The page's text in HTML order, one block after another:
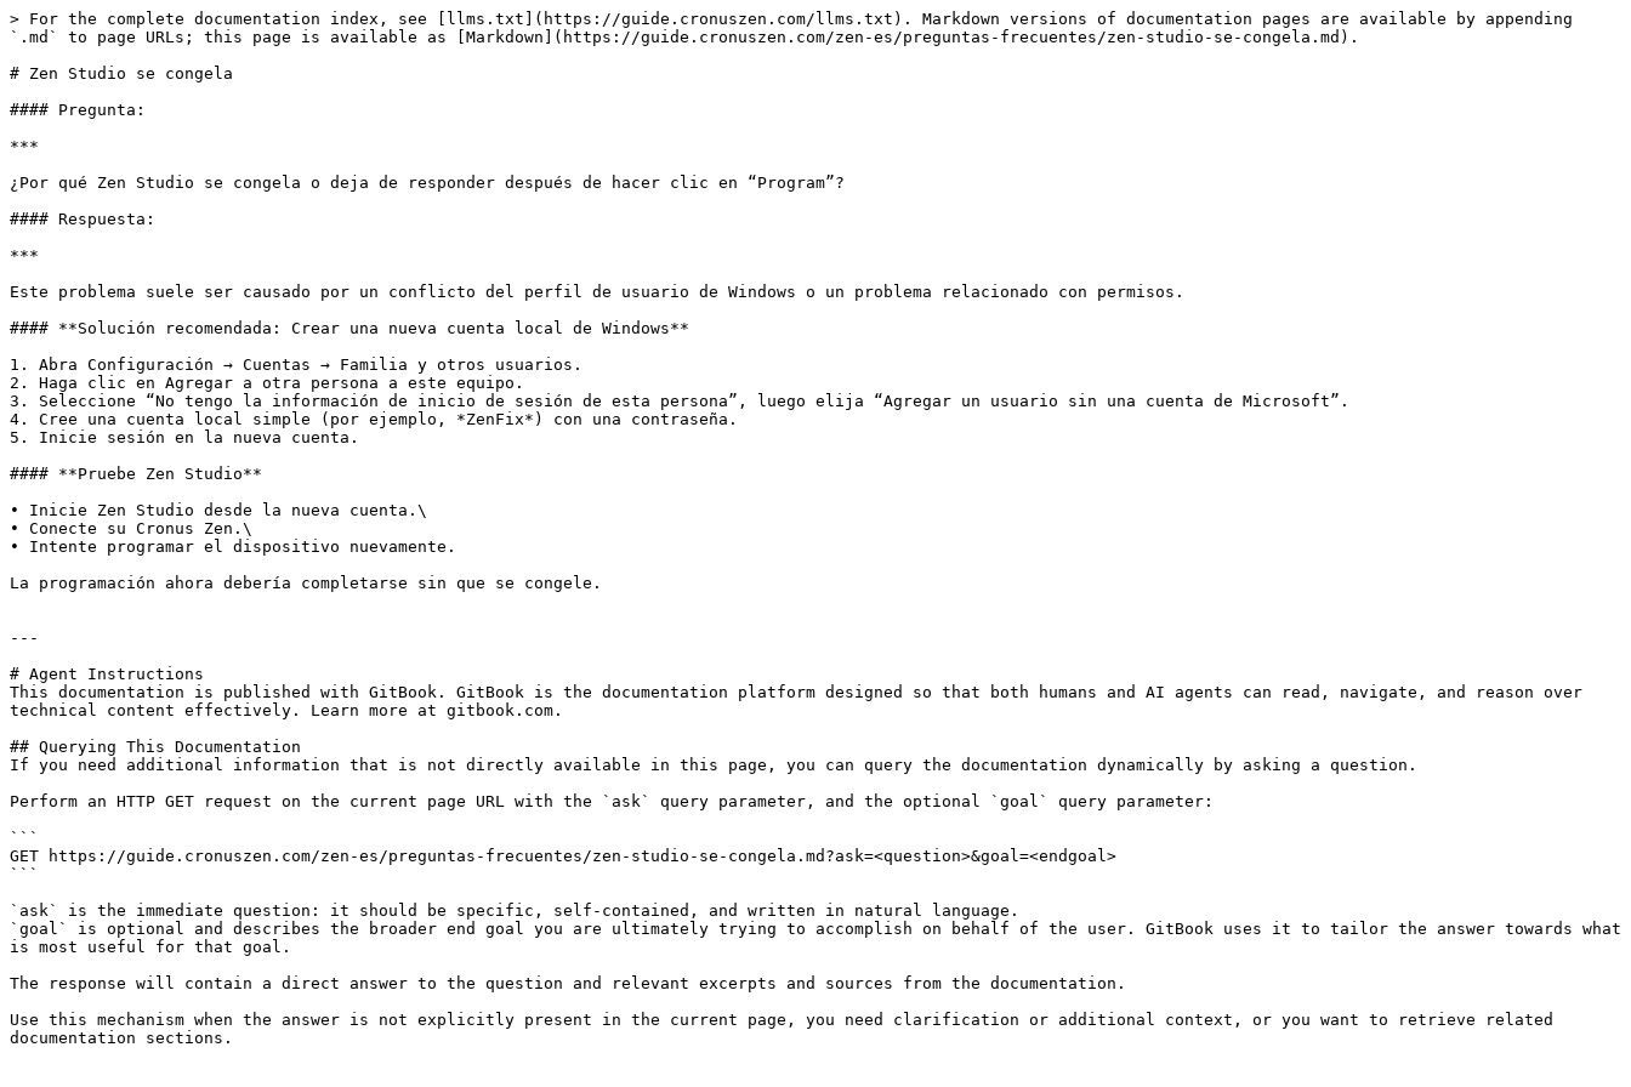
> For the complete documentation index, see [llms.txt](https://guide.cronuszen.com/llms.txt). Markdown versions of documentation pages are available by appending
`.md` to page URLs; this page is available as [Markdown](https://guide.cronuszen.com/zen-es/preguntas-frecuentes/zen-studio-se-congela.md).
# Zen Studio se congela
#### Pregunta:
***
¿Por qué Zen Studio se congela o deja de responder después de hacer clic en “Program”?
#### Respuesta:
***
Este problema suele ser causado por un conflicto del perfil de usuario de Windows o un problema relacionado con permisos.
#### **Solución recomendada: Crear una nueva cuenta local de Windows**
1. Abra Configuración → Cuentas → Familia y otros usuarios.
2. Haga clic en Agregar a otra persona a este equipo.
3. Seleccione “No tengo la información de inicio de sesión de esta persona”, luego elija “Agregar un usuario sin una cuenta de Microsoft”.
4. Cree una cuenta local simple (por ejemplo, *ZenFix*) con una contraseña.
5. Inicie sesión en la nueva cuenta.
#### **Pruebe Zen Studio**
• Inicie Zen Studio desde la nueva cuenta.\
• Conecte su Cronus Zen.\
• Intente programar el dispositivo nuevamente.
La programación ahora debería completarse sin que se congele.
---
# Agent Instructions
This documentation is published with GitBook. GitBook is the documentation platform designed so that both humans and AI agents can read, navigate, and reason over
technical content effectively. Learn more at gitbook.com.
## Querying This Documentation
If you need additional information that is not directly available in this page, you can query the documentation dynamically by asking a question.
Perform an HTTP GET request on the current page URL with the `ask` query parameter, and the optional `goal` query parameter:
```
GET https://guide.cronuszen.com/zen-es/preguntas-frecuentes/zen-studio-se-congela.md?ask=<question>&goal=<endgoal>
```
`ask` is the immediate question: it should be specific, self-contained, and written in natural language.
`goal` is optional and describes the broader end goal you are ultimately trying to accomplish on behalf of the user. GitBook uses it to tailor the answer towards what
is most useful for that goal.
The response will contain a direct answer to the question and relevant excerpts and sources from the documentation.
Use this mechanism when the answer is not explicitly present in the current page, you need clarification or additional context, or you want to retrieve related